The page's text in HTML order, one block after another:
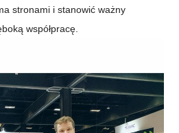
stronami i stanowić ważny
współpracę.